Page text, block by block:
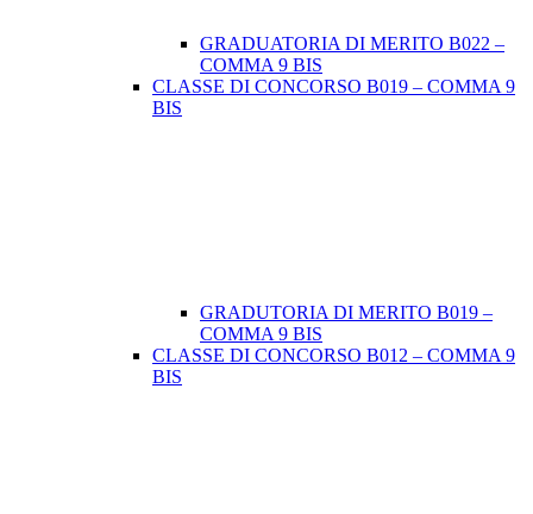
GRADUATORIA DI MERITO B022 –
COMMA 9 BIS
CLASSE DI CONCORSO B019 – COMMA 9
BIS
GRADUTORIA DI MERITO B019 –
COMMA 9 BIS
CLASSE DI CONCORSO B012 – COMMA 9
BIS